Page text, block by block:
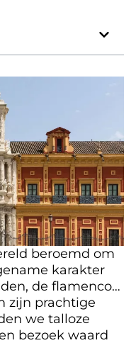
beroemd om
karakter
de flamenco…
zijn prachtige
we talloze
bezoek waard